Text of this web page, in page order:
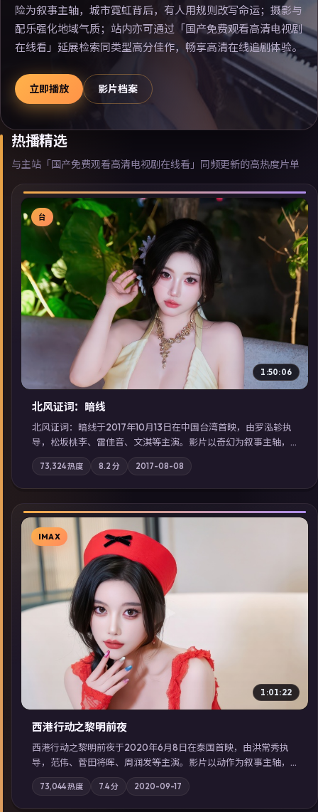
险为叙事主轴，城市霓虹背后，有人用规则改写命运；摄影与
配乐强化地域气质；站内亦可通过「国产免费观看高清电视剧
在线看」延展检索同类型高分佳作，畅享高清在线追剧体验。
立即播放 影片档案
热播精选
与主站「国产免费观看高清电视剧在线看」同频更新的高热度片单
▶
台
1:50:06
北风证词：暗线
北风证词：暗线于2017年10月13日在中国台湾首映，由罗泓轸执
导，松坂桃李、雷佳音、文淇等主演。影片以奇幻为叙事主轴，
旧案重提，真相与谎言在同一条时间线上交锋；摄影与配乐强化
地域气质；站内亦可通过「国产免费观看高清电视剧在线看」延
展检索同类型高分佳作，畅享高清在线追剧体验。
73,324热度 8.2 分 2017-08-08
▶
IMAX
1:01:22
西港行动之黎明前夜
西港行动之黎明前夜于2020年6月8日在泰国首映，由洪常秀执
导，范伟、菅田将晖、周润发等主演。影片以动作为叙事主轴，
亲情与职责必须在倒计时结束前做出抉择；摄影与配乐强化地域
气质；站内亦可通过「国产免费观看高清电视剧在线看」延展检
索同类型高分佳作，畅享高清在线追剧体验。
73,044热度 7.4分 2020-09-17